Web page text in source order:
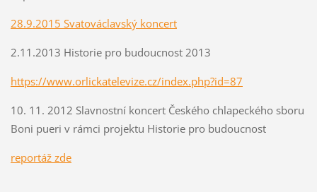
28.9.2015 Svatováclavský koncert
2.11.2013 Historie pro budoucnost 2013
https://www.orlickatelevize.cz/index.php?id=87
10. 11. 2012 Slavnostní koncert Českého chlapeckého sboru
Boni pueri v rámci projektu Historie pro budoucnost
reportáž zde